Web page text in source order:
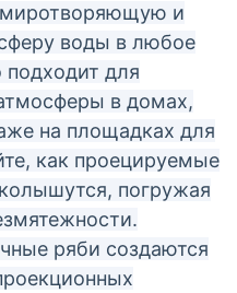
и
воды в любое
подходит для
в домах,
на площадках для
как проецируемые
погружая
ряби создаются